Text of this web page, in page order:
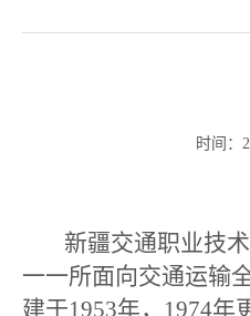
时间：
新疆交通职业技
一一所面向交通运输
建于1953年，1974年